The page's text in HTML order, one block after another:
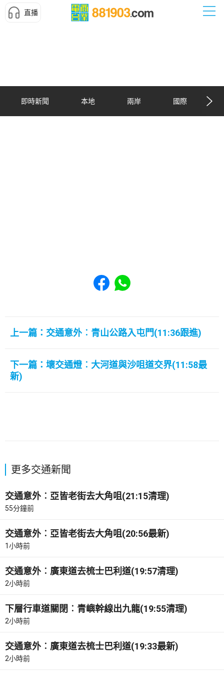
直播
即時新聞 本地 兩岸 國際
Share to Facebook
Share to WhatsApp
上一篇：交通意外︰青山公路入屯門(11:36跟進)
下一篇：壞交通燈︰大河道與沙咀道交界(11:58最
新)
更多交通新聞
交通意外︰亞皆老街去大角咀(21:15清理)
55分鐘前
交通意外︰亞皆老街去大角咀(20:56最新)
1小時前
交通意外︰廣東道去梳士巴利道(19:57清理)
2小時前
下層行車道關閉︰青嶼幹線出九龍(19:55清理)
2小時前
交通意外︰廣東道去梳士巴利道(19:33最新)
2小時前